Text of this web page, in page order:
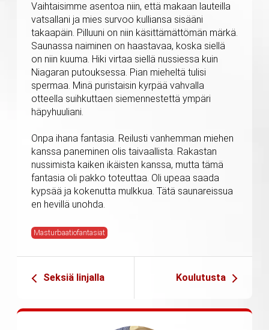
Vaihtaisimme asentoa niin, että makaan lauteilla
vatsallani ja mies survoo kulliansa sisääni
takaapäin. Pilluuni on niin käsittämättömän märkä.
Saunassa naiminen on haastavaa, koska siellä
on niin kuuma. Hiki virtaa siellä nussiessa kuin
Niagaran putouksessa. Pian mieheltä tulisi
spermaa. Minä puristaisin kyrpää vahvalla
otteella suihkuttaen siemennestettä ympäri
häpyhuuliani.
Onpa ihana fantasia. Reilusti vanhemman miehen
kanssa paneminen olis taivaallista. Rakastan
nussimista kaiken ikäisten kanssa, mutta tämä
fantasia oli pakko toteuttaa. Oli upeaa saada
kypsää ja kokenutta mulkkua. Tätä saunareissua
en hevillä unohda.
Masturbaatiofantasiat
Seksiä linjalla Koulutusta